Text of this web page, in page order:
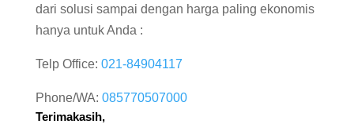
dari solusi sampai dengan harga paling ekonomis
hanya untuk Anda :
Telp Office: 021-84904117
Phone/WA: 085770507000
Terimakasih,